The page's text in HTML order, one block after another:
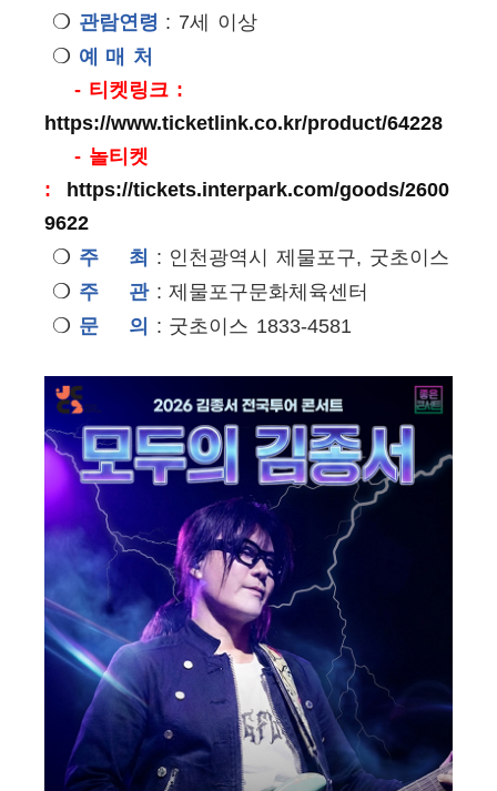
❍ 관람연령 : 7세 이상
❍ 예 매 처
- 티켓링크 :
https://www.ticketlink.co.kr/product/64228
- 놀티켓
: https://tickets.interpark.com/goods/2600
9622
❍ 주 최 : 인천광역시 제물포구, 굿초이스
❍ 주 관: 제물포구문화체육센터
❍ 문 의 : 굿초이스 1833-4581